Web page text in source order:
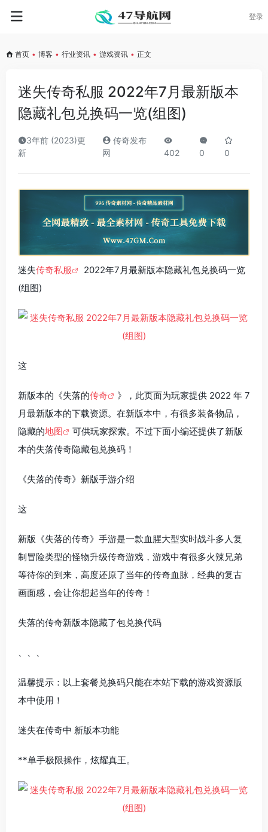
登录
首页 • 博客 • 行业资讯 • 游戏资讯 • 正文
迷失传奇私服 2022年7月最新版本
隐藏礼包兑换码一览(组图)
3年前 (2023)更
新
传奇发布
网
402 0 0
迷失传奇私服
2022年7月最新版本隐藏礼包兑换码一览
(组图)
这
新版本的《失落的传奇
》，此页面为玩家提供 2022 年 7
月最新版本的下载资源。在新版本中，有很多装备物品，
隐藏的地图
可供玩家探索。不过下面小编还提供了新版
本的失落传奇隐藏包兑换码！
《失落的传奇》新版手游介绍
这
新版《失落的传奇》手游是一款血腥大型实时战斗多人复
制冒险类型的怪物升级传奇游戏，游戏中有很多火辣兄弟
等待你的到来，高度还原了当年的传奇血脉，经典的复古
画面感，会让你想起当年的传奇！
失落的传奇新版本隐藏了包兑换代码
、、、
温馨提示：以上套餐兑换码只能在本站下载的游戏资源版
本中使用！
迷失在传奇中 新版本功能
**单手极限操作，炫耀真王。